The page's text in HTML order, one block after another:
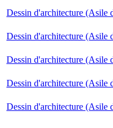
Dessin d'architecture (Asile
Dessin d'architecture (Asile
Dessin d'architecture (Asile
Dessin d'architecture (Asile
Dessin d'architecture (Asile